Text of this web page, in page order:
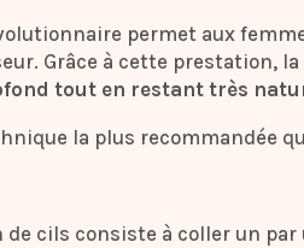
permet aux
Grâce à cette prestation,
tout en restant très
la plus recommandée
de cils consiste à coller un